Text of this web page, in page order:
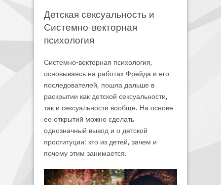
Детская сексуальность и
Системно-векторная
психология
Системно-векторная психология,
основываясь на работах Фрейда и его
последователей, пошла дальше в
раскрытии как детской сексуальности,
так и сексуальности вообще. На основе
ее открытий можно сделать
однозначный вывод и о детской
проституции: кто из детей, зачем и
почему этим занимается.